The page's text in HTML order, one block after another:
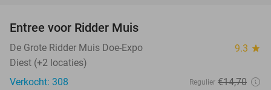
TODAY
Entree voor Ridder Muis
De Grote Ridder Muis Doe-Expo 9.3 star
Diest (+2 locaties)
Verkocht: 308
Regulier €14,70